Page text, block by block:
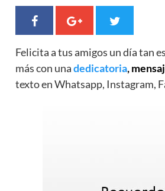
Felicita a tus amigos un día tan
más con unadedicatoria,
texto en Whatsapp, Instagram,